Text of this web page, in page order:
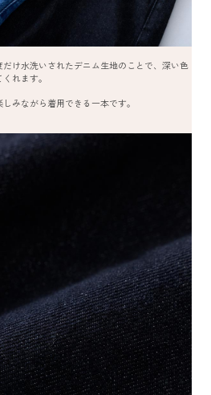
け水洗いされたデニム生地のことで、深い色
れます。
みながら着用できる一本です。